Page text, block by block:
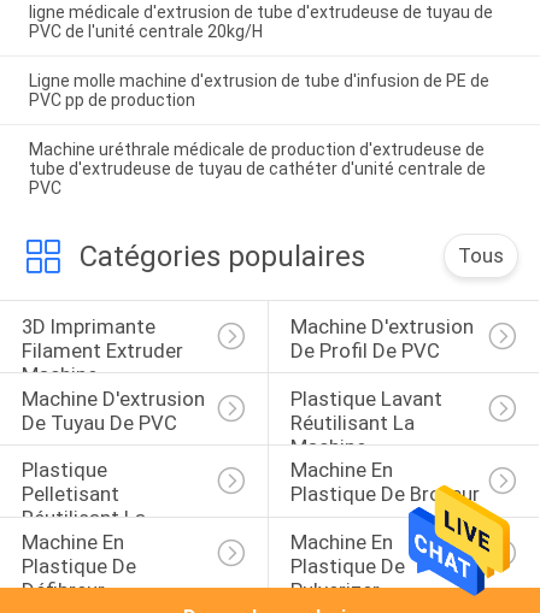
ligne médicale d'extrusion de tube d'extrudeuse de tuyau de
PVC de l'unité centrale 20kg/H
Ligne molle machine d'extrusion de tube d'infusion de PE de
PVC pp de production
Machine uréthrale médicale de production d'extrudeuse de
tube d'extrudeuse de tuyau de cathéter d'unité centrale de
PVC
Catégories populaires Tous
3D Imprimante
Filament Extruder
Machine
Machine D'extrusion
De Profil De PVC
Machine D'extrusion
De Tuyau De PVC
Plastique Lavant
Réutilisant La
Machine
Plastique
Pelletisant
Réutilisant La
Machine
Machine En
Plastique De Broyeur
Machine En
Plastique De
Défibreur
Machine En
Plastique De
Pulverizer